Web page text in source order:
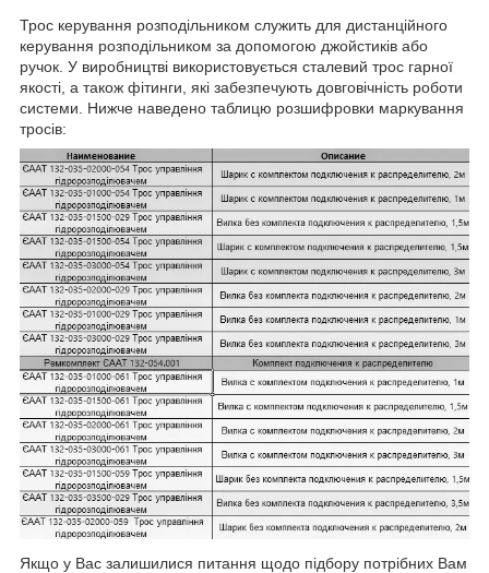
Трос керування розподільником служить для дистанційного
керування розподільником за допомогою джойстиків або
ручок. У виробництві використовується сталевий трос гарної
якості, а також фітинги, які забезпечують довговічність роботи
системи. Нижче наведено таблицю розшифровки маркування
тросів:
Якщо у Вас залишилися питання щодо підбору потрібних Вам